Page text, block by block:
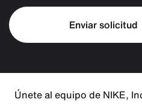
Enviar solicitud
Únete al equipo de NIKE,